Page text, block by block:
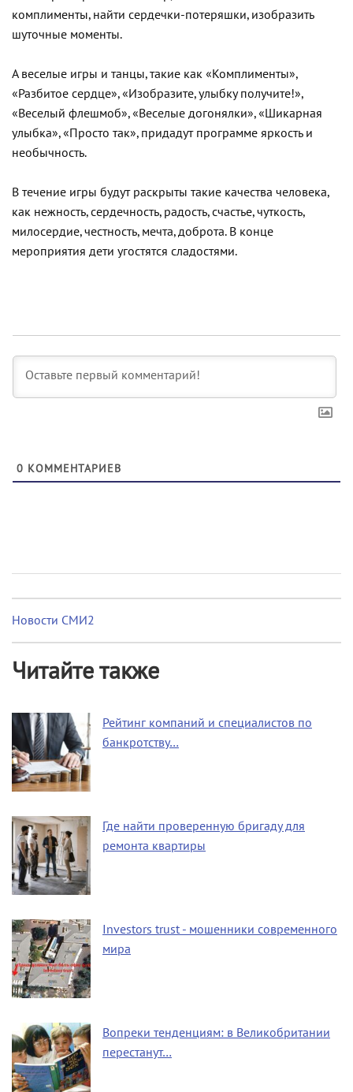
комплименты, найти сердечки-потеряшки, изобразить
шуточные моменты.
А веселые игры и танцы, такие как «Комплименты»,
«Разбитое сердце», «Изобразите, улыбку получите!»,
«Веселый флешмоб», «Веселые догонялки», «Шикарная
улыбка», «Просто так», придадут программе яркость и
необычность.
В течение игры будут раскрыты такие качества человека,
как нежность, сердечность, радость, счастье, чуткость,
милосердие, честность, мечта, доброта. В конце
мероприятия дети угостятся сладостями.
0 КОММЕНТАРИЕВ
Новости СМИ2
Читайте также
Рейтинг компаний и специалистов по
банкротству…
Где найти проверенную бригаду для
ремонта квартиры
Investors trust - мошенники современного
мира
Вопреки тенденциям: в Великобритании
перестанут…